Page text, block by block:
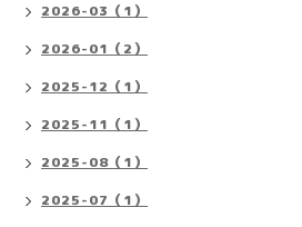
2026-03（1）
2026-01（2）
2025-12（1）
2025-11（1）
2025-08（1）
2025-07（1）